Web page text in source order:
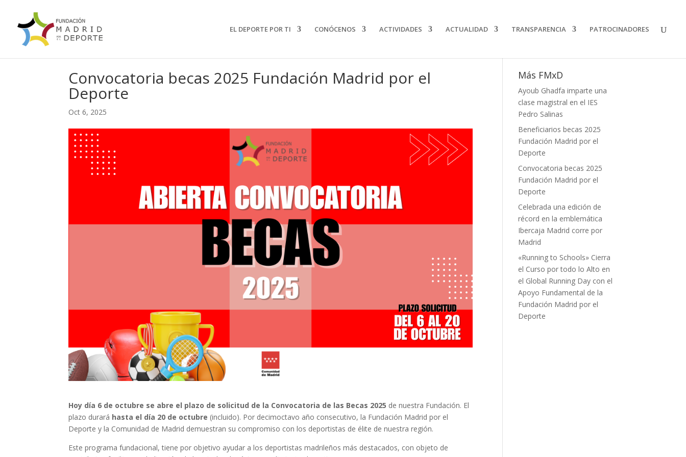
EL DEPORTE POR TI CONÓCENOS ACTIVIDADES ACTUALIDAD TRANSPARENCIA PATROCINADORES
Convocatoria becas 2025 Fundación Madrid por el
Deporte
Oct 6, 2025
Hoy día 6 de octubre se abre el plazo de solicitud de la Convocatoria de las Becas 2025 de nuestra Fundación. El
plazo durará hasta el día 20 de octubre (incluido). Por decimoctavo año consecutivo, la Fundación Madrid por el
Deporte y la Comunidad de Madrid demuestran su compromiso con los deportistas de élite de nuestra región.
Este programa fundacional, tiene por objetivo ayudar a los deportistas madrileños más destacados, con objeto de
Más FMxD
Ayoub Ghadfa imparte una
clase magistral en el IES
Pedro Salinas
Beneficiarios becas 2025
Fundación Madrid por el
Deporte
Convocatoria becas 2025
Fundación Madrid por el
Deporte
Celebrada una edición de
récord en la emblemática
Ibercaja Madrid corre por
Madrid
«Running to Schools» Cierra
el Curso por todo lo Alto en
el Global Running Day con el
Apoyo Fundamental de la
Fundación Madrid por el
Deporte